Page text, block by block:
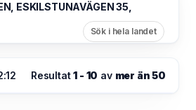
ESKILSTUNAVÄGEN 35,
Sök i hela landet
Resultat1 - 10 av mer än 50